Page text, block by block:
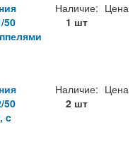
50
Наличие:
1 шт
Цена
50
c
Наличие:
2 шт
Цена